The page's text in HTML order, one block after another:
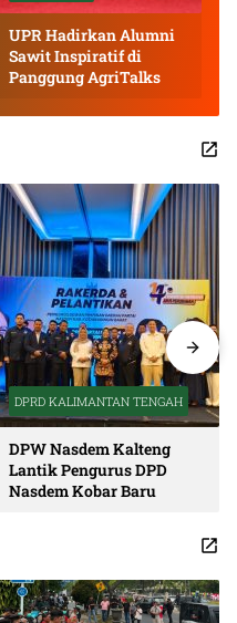
UPR Hadirkan Alumni
Sawit Inspiratif di
Panggung AgriTalks
DPRD KALIMANTAN TENGAH
DPW Nasdem Kalteng
Lantik Pengurus DPD
Nasdem Kobar Baru